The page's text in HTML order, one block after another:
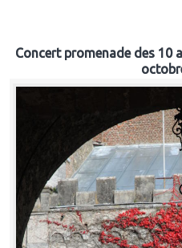
Concert promenade des 10